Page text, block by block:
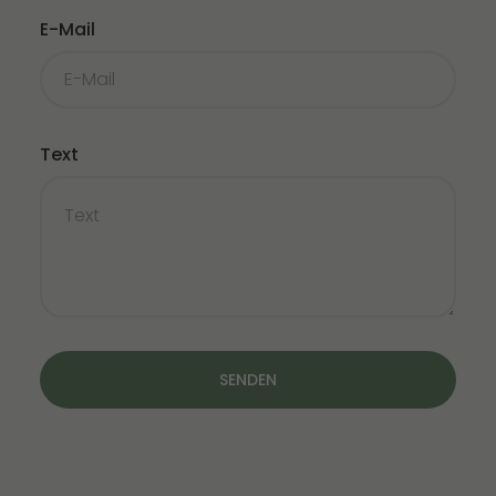
E-Mail
Text
SENDEN